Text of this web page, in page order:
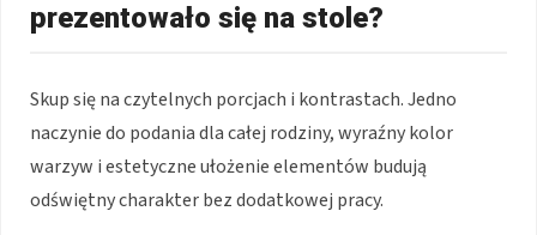
prezentowało się na stole?
Skup się na czytelnych porcjach i kontrastach. Jedno
naczynie do podania dla całej rodziny, wyraźny kolor
warzyw i estetyczne ułożenie elementów budują
odświętny charakter bez dodatkowej pracy.